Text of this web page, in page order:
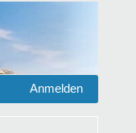
Anmelden